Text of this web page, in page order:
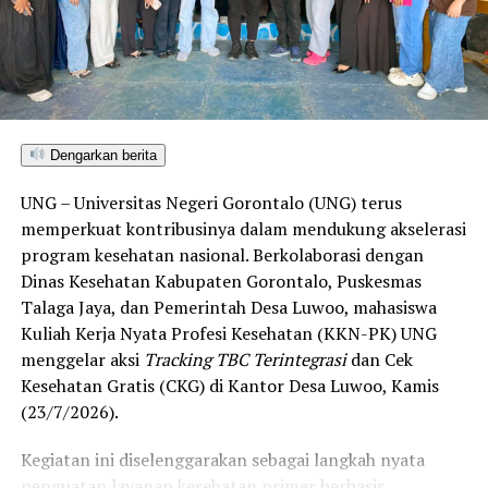
ditetapkan dan mengantarkan Kota Gorontalo menjadi
satu-satunya daerah di wilayah tersebut yang
menembus kategori “Unggul”. Sementara kabupaten lain
di Gorontalo masih berada pada kategori “Berkembang”
tertinggi di kawasan SulutGo sebagaimana dipaparkan
dalam Rakorwil TPAKD,” ungkap Wawali Indra Gobel
usai kegiatan.
Indra menambahkan, skor IKAD ini membuktikan bahwa
tingkat keterjangkauan, pemanfaatan, serta inklusivitas
layanan keuangan bagi masyarakat di Kota Gorontalo
berada di posisi terdepan.
menjadi indikator kuat atas keberhasilan pemerintah
Dengarkan berita
UNG – Universitas Negeri Gorontalo (UNG) terus
memperkuat kontribusinya dalam mendukung akselerasi
program kesehatan nasional. Berkolaborasi dengan
Dinas Kesehatan Kabupaten Gorontalo, Puskesmas
Talaga Jaya, dan Pemerintah Desa Luwoo, mahasiswa
Kuliah Kerja Nyata Profesi Kesehatan (KKN-PK) UNG
menggelar aksi Tracking TBC Terintegrasidan Cek
Kesehatan Gratis (CKG) di Kantor Desa Luwoo, Kamis
(23/7/2026).
Kegiatan ini diselenggarakan sebagai langkah nyata